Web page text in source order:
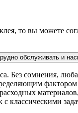
то вы можете
обслуживать и
Без сомнения,
классическими